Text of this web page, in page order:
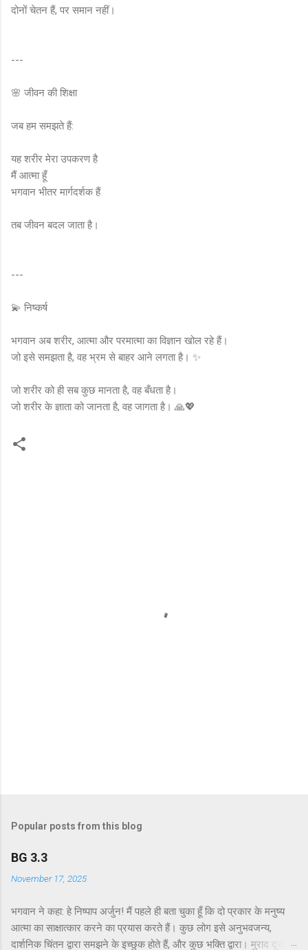
दोनों चेतन हैं, पर समान नहीं।
---
🌸 जीवन की शिक्षा
जब हम समझते हैं:
यह शरीर मेरा उपकरण है
मैं आत्मा हूँ
भगवान भीतर मार्गदर्शक हैं
तब जीवन बदल जाता है।
---
💫 निष्कर्ष
भगवान अब शरीर, आत्मा और परमात्मा का विज्ञान खोल रहे हैं।
जो इसे समझता है, वह भ्रम से बाहर आने लगता है। ✨
जो शरीर को ही सब कुछ मानता है, वह बँधता है।
जो शरीर के ज्ञाता को जानता है, वह जागता है। 🙏💖
Popular posts from this blog
BG 3.3
November 17, 2025
भगवान ने कहा: हे निष्पाप अर्जुन! मैं पहले ही बता चुका हूँ कि दो प्रकार के मनुष्य
आत्मा का साक्षात्कार करने का प्रयास करते हैं। कुछ लोग इसे अनुभवजन्य,
दार्शनिक चिंतन द्वारा समझने के इच्छुक होते हैं, और कुछ भक्ति द्वारा। मुराद दूसरे